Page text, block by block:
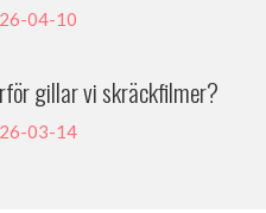
04-10
gillar vi skräckfilmer?
03-14